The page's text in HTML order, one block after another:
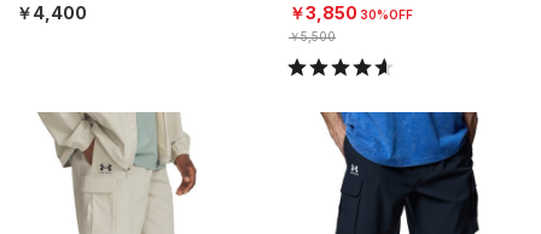
￥4,400 ￥3,850 30%OFF
￥5,500